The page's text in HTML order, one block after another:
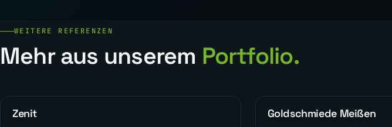
WEITERE REFERENZEN
Mehr aus unserem Portfolio.
REFERENZEN
Zenit WEBDESIGN
Goldschmiede Meißen